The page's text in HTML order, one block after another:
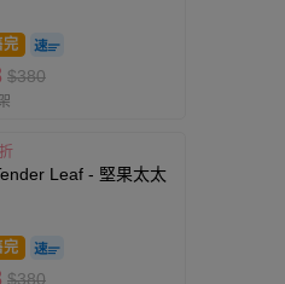
完
$380
Leaf - 堅果太太
完
$380